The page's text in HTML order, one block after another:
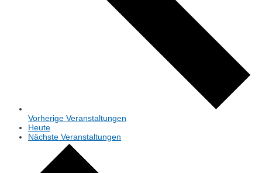
Vorherige Veranstaltungen
Heute
Nächste Veranstaltungen